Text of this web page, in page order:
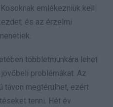
emlékezniük kell
és az érzelmi
többletmunkára lehet
problémákat. Az
távon megtérülhet, ezért
tenni. Hét év